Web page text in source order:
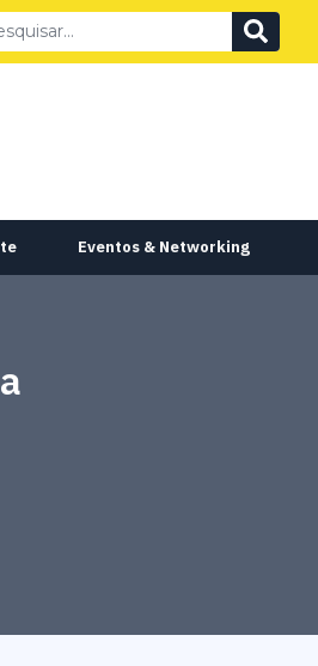
Eventos & Networking